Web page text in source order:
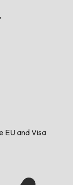
EU and Visa